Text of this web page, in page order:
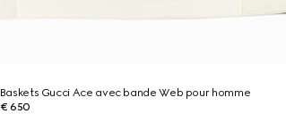
Baskets Gucci Ace avec bande Web pour homme
€ 650